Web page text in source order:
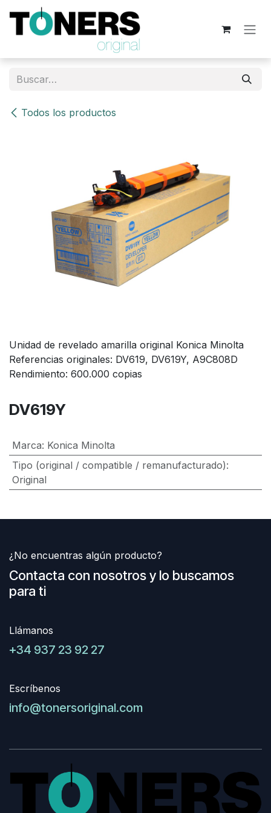
Ir al contenido
Todos los productos
Unidad de revelado amarilla original Konica Minolta
Referencias originales: DV619, DV619Y, A9C808D
Rendimiento: 600.000 copias
DV619Y
Marca: Konica Minolta
Tipo (original / compatible / remanufacturado):
Original
¿No encuentras algún producto?
Contacta con nosotros y lo buscamos
para ti
Llámanos
+34 937 23 92 27
Escríbenos
info@tonersoriginal.com